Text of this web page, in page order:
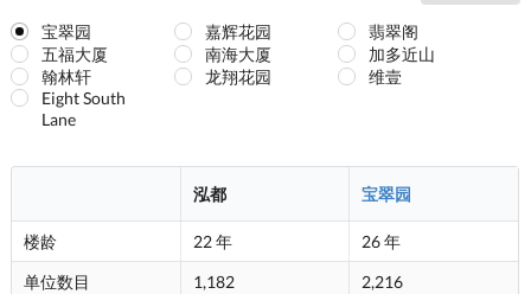
宝翠园 嘉辉花园
翡翠阁
五福大厦
南海大厦
加多近山
翰林轩
龙翔花园
维壹
Eight South
Lane
泓都 宝翠园
楼龄 22 年
26 年
单位数目
1,182
2,216